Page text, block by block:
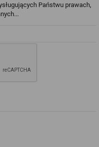
Państwu prawach,